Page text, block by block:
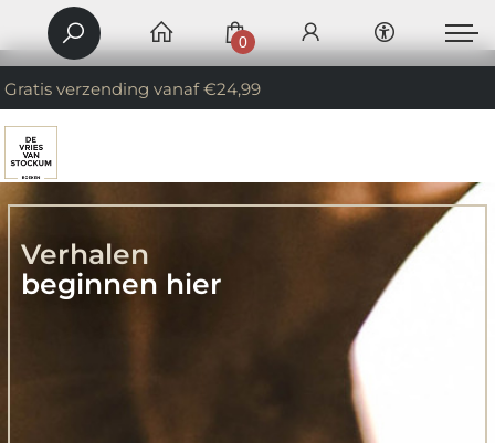
Gratis verzending vanaf €24,99
0
Verhalen
beginnen hier